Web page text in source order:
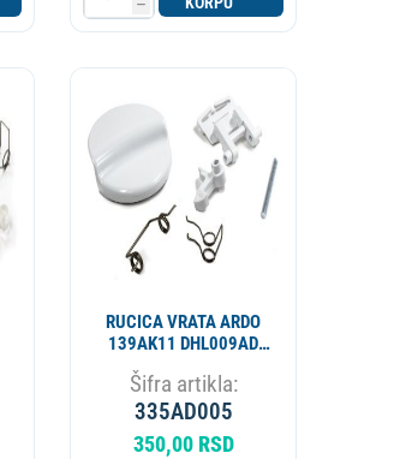
h
RUCICA VRATA ARDO
139AK11 DHL009AD
Šifra artikla:
335AD005
350,00 RSD